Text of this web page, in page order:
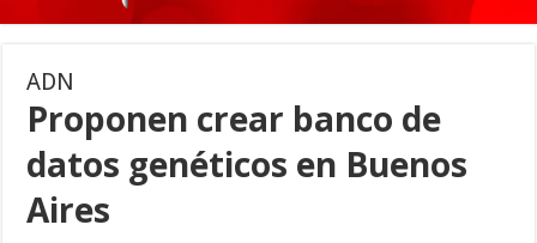
ADN
Proponen crear banco de
datos genéticos en Buenos
Aires